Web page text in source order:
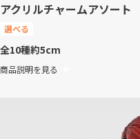
アクリルチャームアソート
選べる
全10種約5cm
商品説明を見る